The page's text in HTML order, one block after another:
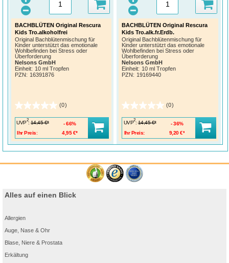
BACHBLÜTEN Original Rescura
Kids Tro.alkoholfrei
Original Bachblütenmischung für
Kinder unterstützt das emotionale
Wohlbefinden bei Stress oder
Überforderung
Nelsons GmbH
Einheit: 10 ml Tropfen
PZN : 16391876
(0)
UVP
2
: 14,45 €*
Ihr Preis:
4,95 €*
66%
BACHBLÜTEN Original Rescura
Kids Tro.alk.fr.Erdb.
Original Bachblütenmischung für
Kinder unterstützt das emotionale
Wohlbefinden bei Stress oder
Überforderung
Nelsons GmbH
Einheit: 10 ml Tropfen
PZN : 19169440
(0)
UVP
2
: 14,45 €*
Ihr Preis:
9,20 €*
36%
Alles auf einen Blick
Allergien
Auge, Nase & Ohr
Blase, Niere & Prostata
Erkältung